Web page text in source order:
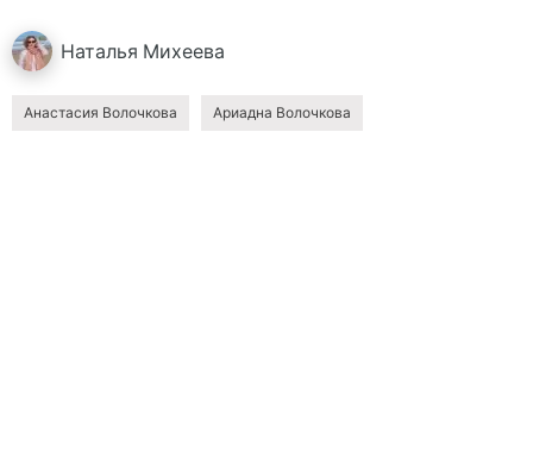
Наталья Михеева
Анастасия Волочкова Ариадна Волочкова